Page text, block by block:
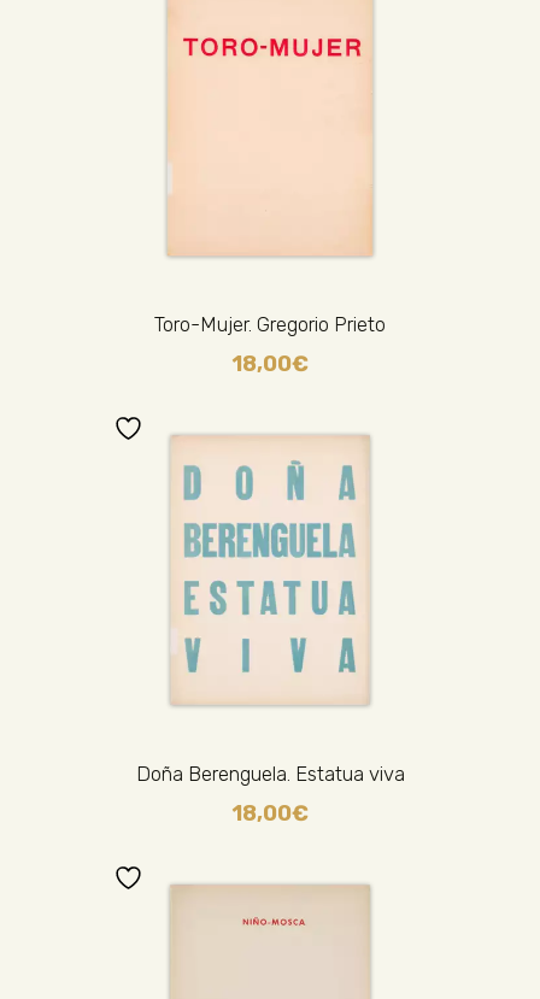
Toro-Mujer. Gregorio Prieto
18,00€
Doña Berenguela. Estatua viva
18,00€